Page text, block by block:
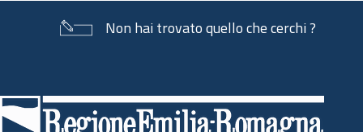
Non hai trovato quello che cerchi ?
di